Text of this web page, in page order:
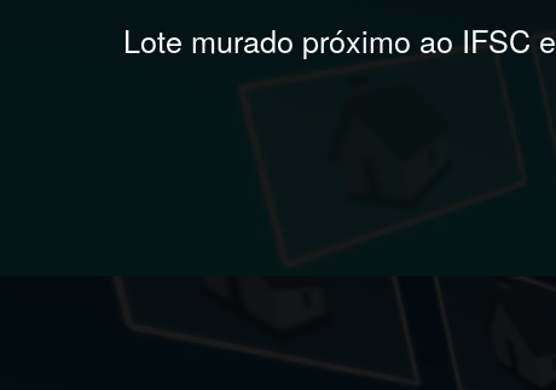
Lote murado próximo ao IFSC